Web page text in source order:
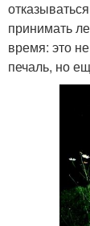
принимать
время: это
печаль, но